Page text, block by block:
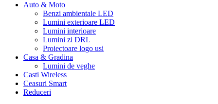
Auto & Moto
Benzi ambientale LED
Lumini exterioare LED
Lumini interioare
Lumini zi DRL
Proiectoare logo usi
Casa & Gradina
Lumini de veghe
Casti Wireless
Ceasuri Smart
Reduceri